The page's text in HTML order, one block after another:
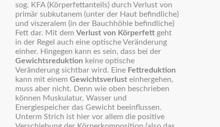
sog. KFA (Körperfettanteils) durch Verlust von
primär subkutanem (unter der Haut befindliche)
und viszeralem (in der Bauchhöhle befindliche)
Fett dar. Mit dem Verlust von Körperfettgeht
in der Regel auch eine optische Veränderung
einher. Hingegen kann es sein, dass bei der
Gewichtsreduktion keine optische
Veränderung sichtbar wird. Eine Fettreduktion
kann mit einem Gewichtsverlusteinhergehen,
muss aber nicht. Denn wie oben beschrieben
können Muskulatur, Wasser und
Energiespeicher das Gewicht beeinflussen.
Unterm Strich ist hier vor allem die positive